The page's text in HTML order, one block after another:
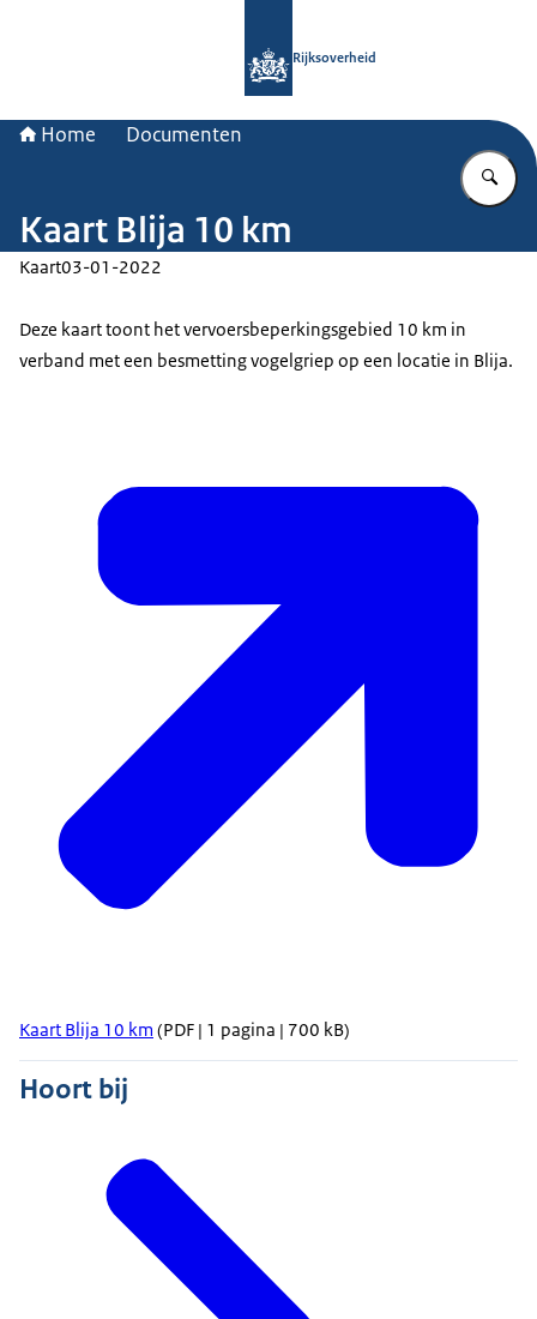
Rijksoverheid
Home Documenten
Kaart Blija 10 km
Kaart03-01-2022
Deze kaart toont het vervoersbeperkingsgebied 10 km in
verband met een besmetting vogelgriep op een locatie in Blija.
Kaart Blija 10 km (PDF | 1 pagina | 700 kB)
Hoort bij